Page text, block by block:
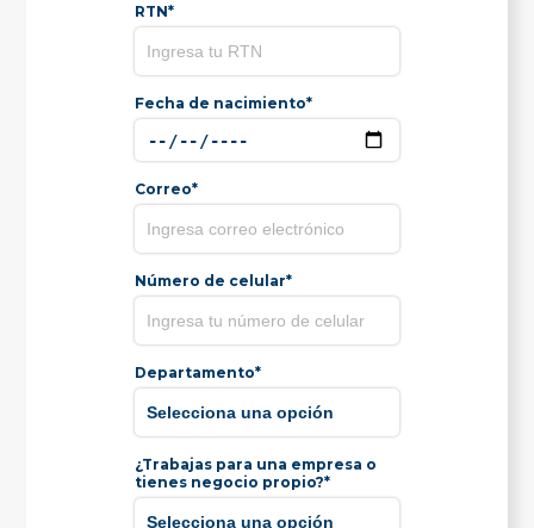
RTN*
Fecha de nacimiento*
Correo*
Número de celular*
Departamento*
¿Trabajas para una empresa o
tienes negocio propio?*